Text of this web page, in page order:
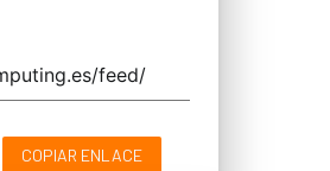
COPIAR ENLACE